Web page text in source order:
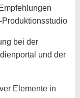
bei der
und der
Elemente in